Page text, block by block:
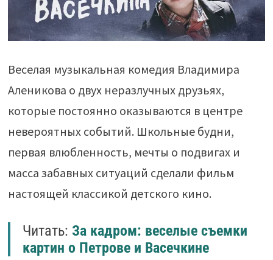
Веселая музыкальная комедия Владимира
Аленикова о двух неразлучных друзьях,
которые постоянно оказываются в центре
невероятных событий. Школьные будни,
первая влюбленность, мечты о подвигах и
масса забавных ситуаций сделали фильм
настоящей классикой детского кино.
Читать: За кадром: веселые съемки
картин о Петрове и Васечкине